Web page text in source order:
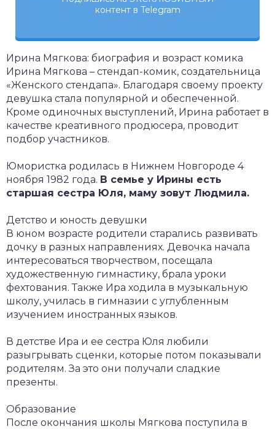
контент в Telegram
Ирина Мягкова: биография и возраст комика
Ирина Мягкова – стендап-комик, создательница
«Женского стендапа». Благодаря своему проекту
девушка стала популярной и обеспеченной.
Кроме одиночных выступлений, Ирина работает в
качестве креативного продюсера, проводит
подбор участников.
Юмористка родилась в Нижнем Новгороде 4
ноября 1982 года. В семье у Ирины есть
старшая сестра Юля, маму зовут Людмила.
Детство и юность девушки
В юном возрасте родители старались развивать
дочку в разных направлениях. Девочка начала
интересоваться творчеством, посещала
художественную гимнастику, брала уроки
фехтования. Также Ира ходила в музыкальную
школу, училась в гимназии с углубленным
изучением иностранных языков.
В детстве Ира и ее сестра Юля любили
разыгрывать сценки, которые потом показывали
родителям. За это они получали сладкие
презенты.
Образование
После окончания школы Мягкова поступила в